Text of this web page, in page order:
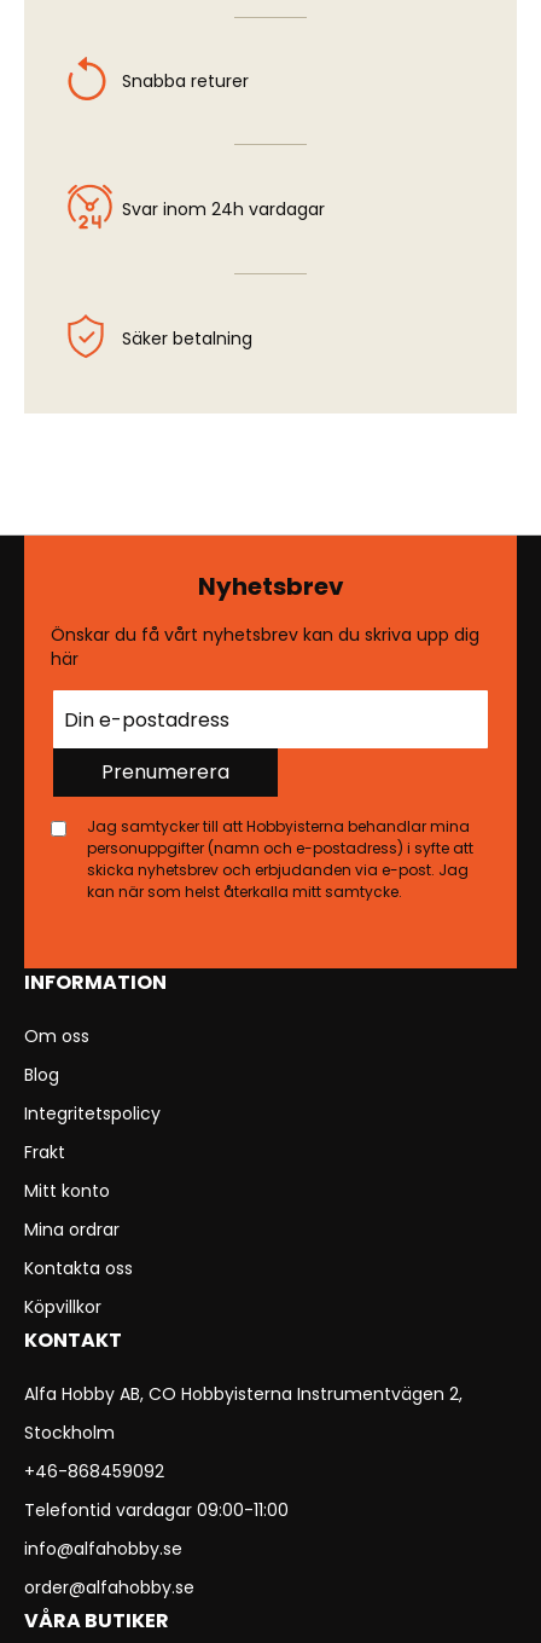
Snabba returer
Svar inom 24h vardagar
Säker betalning
INFORMATION
Om oss
Blog
Integritetspolicy
Frakt
Mitt konto
Mina ordrar
Kontakta oss
Köpvillkor
KONTAKT
Alfa Hobby AB, CO Hobbyisterna Instrumentvägen 2,
Stockholm
+46-868459092
Telefontid vardagar 09:00-11:00
info@alfahobby.se
order@alfahobby.se
VÅRA BUTIKER
Nyhetsbrev
Önskar du få vårt nyhetsbrev kan du skriva upp dig
här
Prenumerera
Jag samtycker till att Hobbyisterna behandlar mina
personuppgifter (namn och e-postadress) i syfte att
skicka nyhetsbrev och erbjudanden via e-post. Jag
kan när som helst återkalla mitt samtycke.